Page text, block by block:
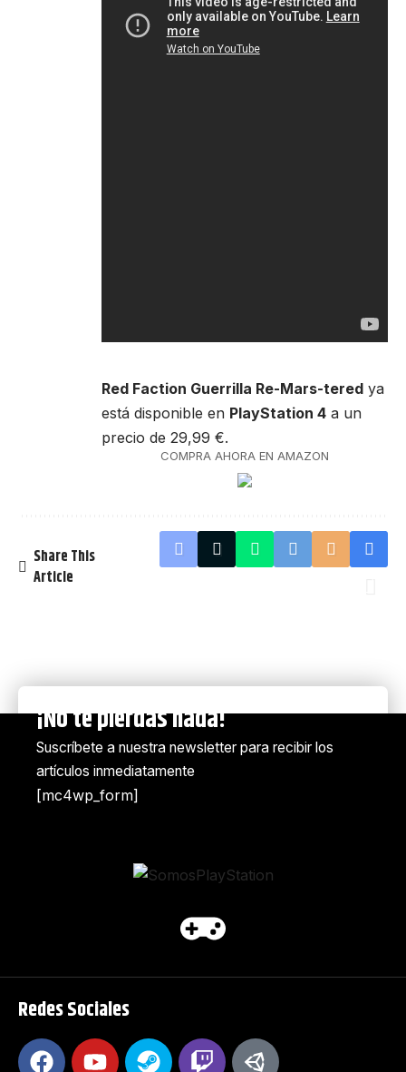
Red Faction Guerrilla Re-Mars-tered ya
está disponible en PlayStation 4 a un
precio de 29,99 €.
COMPRA AHORA EN AMAZON
Share This
Article
¡No te pierdas nada!
Suscríbete a nuestra newsletter para recibir los
artículos inmediatamente
[mc4wp_form]
Redes Sociales